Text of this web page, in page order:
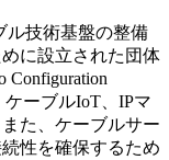
ル技術基盤の整備
に設立された団体
Configuration
ケーブルIoT、IPマ
た、ケーブルサー
性を確保するため